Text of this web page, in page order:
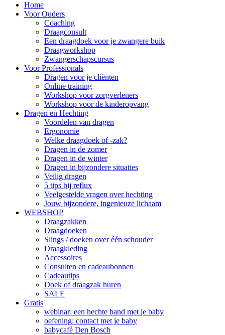
Home
Voor Ouders
Coaching
Draagconsult
Een draagdoek voor je zwangere buik
Draagworkshop
Zwangerschapscursus
Voor Professionals
Dragen voor je cliënten
Online training
Workshop voor zorgverleners
Workshop voor de kinderopvang
Dragen en Hechting
Voordelen van dragen
Ergonomie
Welke draagdoek of -zak?
Dragen in de zomer
Dragen in de winter
Dragen in bijzondere situaties
Veilig dragen
5 tips bij reflux
Veelgestelde vragen over hechting
Jouw bijzondere, ingenieuze lichaam
WEBSHOP
Draagzakken
Draagdoeken
Slings / doeken over één schouder
Draagkleding
Accessoires
Consulten en cadeaubonnen
Cadeautips
Doek of draagzak huren
SALE
Gratis
webinar: een hechte band met je baby
oefening: contact met je baby
babycafé Den Bosch